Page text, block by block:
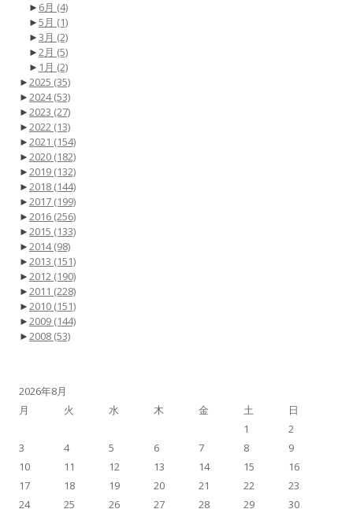
► 6月 (4)
►5月 (1)
►3月 (2)
►2月 (5)
► 1月 (2)
►2025 (35)
►2024(53)
►2023 (27)
►2022 (13)
►2021 (154)
►2020 (182)
►2019 (132)
►2018 (144)
►2017 (199)
►2016 (256)
►2015 (133)
►2014(98)
►2013 (151)
►2012 (190)
►2011 (228)
►2010 (151)
►2009 (144)
►2008 (53)
2026年8月
月
火 水 木 金 土
日
1
2
3
4 5 6 7 8
9
10
11 12 13 14 15
16
17
18 19 20 21 22
23
24
25 26 27 28 29 30